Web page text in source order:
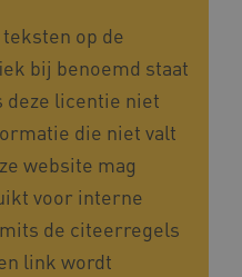
op de
bij benoemd staat
deze licentie niet
die niet valt
website mag
voor interne
de citeerregels
link wordt